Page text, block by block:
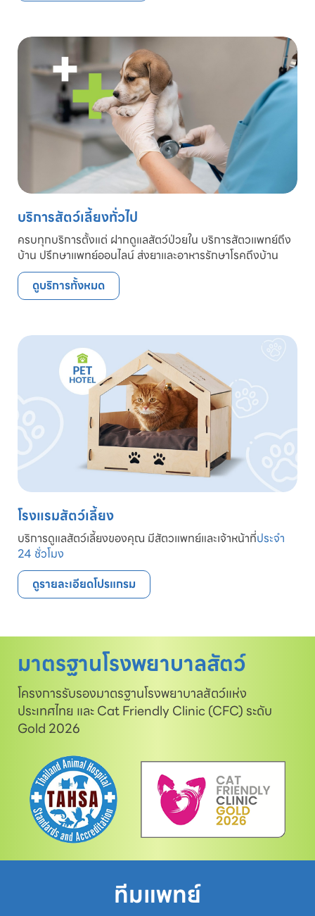
บริการสัตว์เลี้ยงทั่วไป
ครบทุกบริการตั้งแต่ ฝากดูแลสัตว์ป่วยใน บริการสัตวแพทย์ถึง
บ้าน ปรึกษาแพทย์ออนไลน์ ส่งยาและอาหารรักษาโรคถึงบ้าน
ดูบริการทั้งหมด
โรงแรมสัตว์เลี้ยง
บริการดูแลสัตว์เลี้ยงของคุณ มีสัตวแพทย์และเจ้าหน้าที่ประจำ
24 ชั่วโมง
ดูรายละเอียดโปรแกรม
มาตรฐานโรงพยาบาลสัตว์
โครงการรับรองมาตรฐานโรงพยาบาลสัตว์แห่ง
ประเทศไทย และ Cat Friendly Clinic (CFC) ระดับ
Gold 2026
ทีมแพทย์